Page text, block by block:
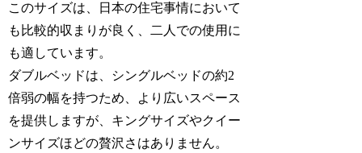
このサイズは、日本の住宅事情において
も比較的収まりが良く、二人での使用に
も適しています。
ダブルベッドは、シングルベッドの約2
倍弱の幅を持つため、より広いスペース
を提供しますが、キングサイズやクイー
ンサイズほどの贅沢さはありません。